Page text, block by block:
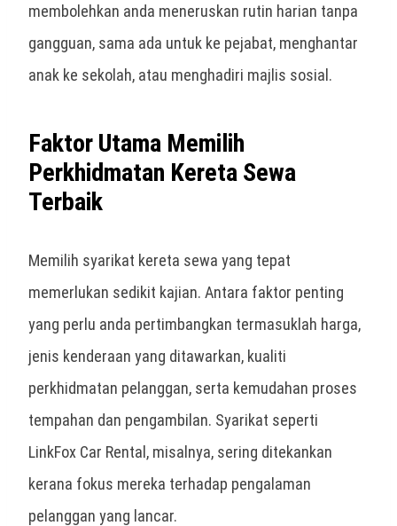
membolehkan anda meneruskan rutin harian tanpa
gangguan, sama ada untuk ke pejabat, menghantar
anak ke sekolah, atau menghadiri majlis sosial.
Faktor Utama Memilih
Perkhidmatan Kereta Sewa
Terbaik
Memilih syarikat kereta sewa yang tepat
memerlukan sedikit kajian. Antara faktor penting
yang perlu anda pertimbangkan termasuklah harga,
jenis kenderaan yang ditawarkan, kualiti
perkhidmatan pelanggan, serta kemudahan proses
tempahan dan pengambilan. Syarikat seperti
LinkFox Car Rental, misalnya, sering ditekankan
kerana fokus mereka terhadap pengalaman
pelanggan yang lancar.